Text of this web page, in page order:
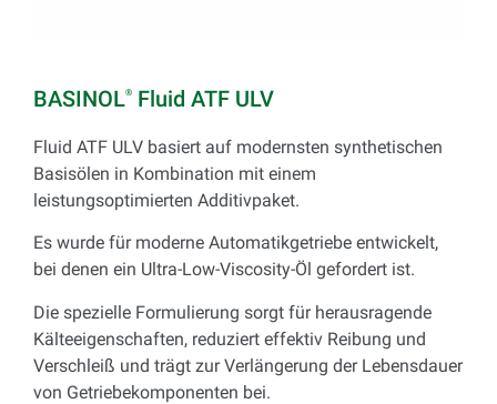
BASINOL® Fluid ATF ULV
Fluid ATF ULV basiert auf modernsten synthetischen
Basisölen in Kombination mit einem
leistungsoptimierten Additivpaket.
Es wurde für moderne Automatikgetriebe entwickelt,
bei denen ein Ultra-Low-Viscosity-Öl gefordert ist.
Die spezielle Formulierung sorgt für herausragende
Kälteeigenschaften, reduziert effektiv Reibung und
Verschleiß und trägt zur Verlängerung der Lebensdauer
von Getriebekomponenten bei.